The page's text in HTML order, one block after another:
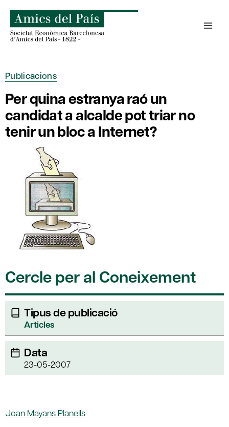
content
Publicacions
Per quina estranya raó un
candidat a alcalde pot triar no
tenir un bloc a Internet?
Cercle per al Coneixement
Tipus de publicació
Articles
Data
23-05-2007
Joan Mayans Planells